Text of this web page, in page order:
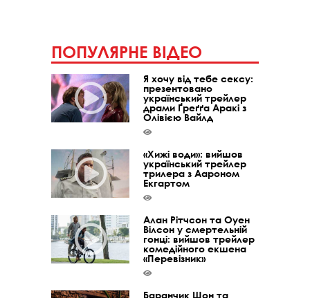
ПОПУЛЯРНЕ ВІДЕО
Я хочу від тебе сексу:
презентовано
український трейлер
драми Ґреґґа Аракі з
Олівією Вайлд
«Хижі води»: вийшов
український трейлер
трилера з Аароном
Екгартом
Алан Рітчсон та Оуен
Вілсон у смертельній
гонці: вийшов трейлер
комедійного екшена
«Перевізник»
Баранчик Шон та